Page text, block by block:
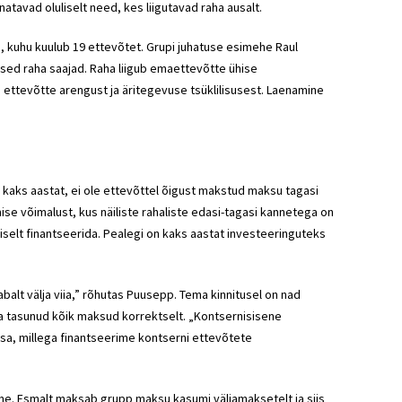
oluliselt need, kes liigutavad raha ausalt.
kuulub 19 ettevõtet. Grupi juhatuse esimehe Raul
raha saajad. Raha liigub emaettevõtte ühise
arengust ja äritegevuse tsüklilisusest. Laenamine
aastat, ei ole ettevõttel õigust makstud maksu tagasi
võimalust, kus näiliste rahaliste edasi-tagasi kannetega on
finantseerida. Pealegi on kaks aastat investeeringuteks
välja viia,” rõhutas Puusepp. Tema kinnitusel on nad
kõik maksud korrektselt. „Kontsernisisene
millega finantseerime kontserni ettevõtete
Esmalt maksab grupp maksu kasumi väljamaksetelt ja siis